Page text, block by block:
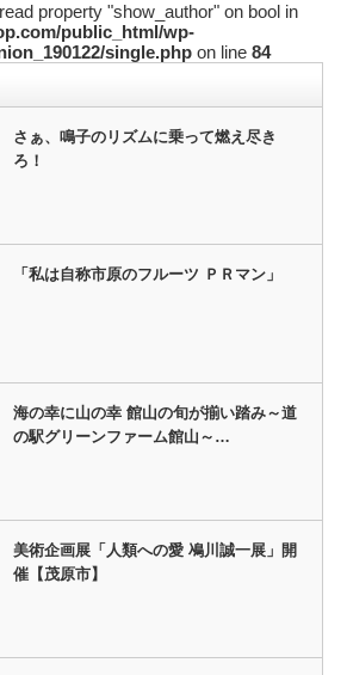
property "show_author" on bool in
public_html/wp-
single.php on line 84
さぁ、鳴子のリズムに乗って燃え尽き
ろ！
「私は自称市原のフルーツ ＰＲマン」
海の幸に山の幸 館山の旬が揃い踏み～道
の駅グリーンファーム館山～…
美術企画展「人類への愛 鳰川誠一展」開
催【茂原市】